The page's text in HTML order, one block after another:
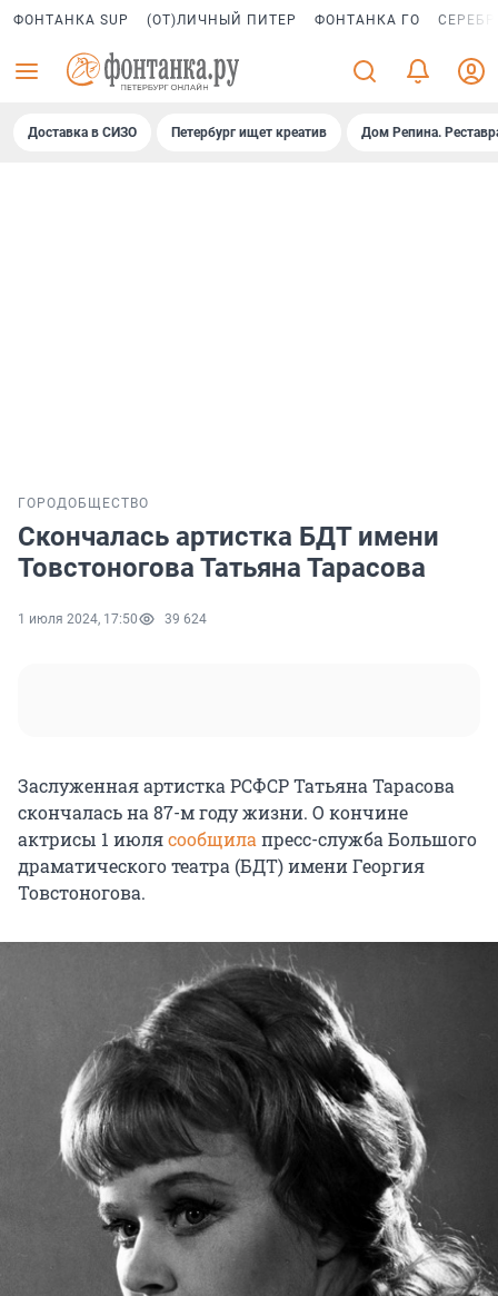
ФОНТАНКА SUP (ОТ)ЛИЧНЫЙ ПИТЕР ФОНТАНКА ГО
Доставка в СИЗО Петербург ищет креатив Дом Репина.
ГОРОДОБЩЕСТВО
Скончалась артистка БДТ имени
Товстоногова Татьяна Тарасова
1 июля 2024, 17:50 39 624
Заслуженная артистка РСФСР Татьяна Тарасова
скончалась на 87-м году жизни. О кончине
актрисы 1 июлясообщила пресс-служба Большого
драматического театра (БДТ) имени Георгия
Товстоногова.